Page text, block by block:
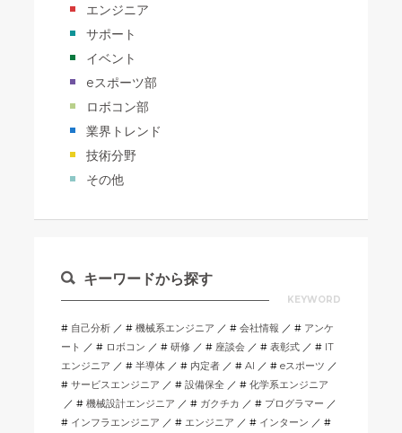
エンジニア
サポート
イベント
eスポーツ部
ロボコン部
業界トレンド
技術分野
その他
キーワードから探す
KEYWORD
自己分析 機械系エンジニア 会社情報
アンケ
ート
ロボコン 研修 座談会 表彰式
IT
エンジニア
半導体 内定者 AI
eスポーツ
サービスエンジニア
設備保全
化学系エンジニア
機械設計エンジニア
ガクチカ
プログラマー
インフラエンジニア
エンジニア
インターン